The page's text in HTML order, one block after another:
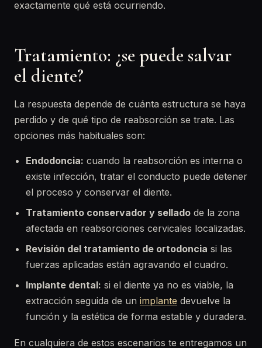
exactamente qué está ocurriendo.
Tratamiento: ¿se puede salvar
el diente?
La respuesta depende de cuánta estructura se haya
perdido y de qué tipo de reabsorción se trate. Las
opciones más habituales son:
Endodoncia: cuando la reabsorción es interna o
existe infección, tratar el conducto puede detener
el proceso y conservar el diente.
Tratamiento conservador y sellado de la zona
afectada en reabsorciones cervicales localizadas.
Revisión del tratamiento de ortodoncia si las
fuerzas aplicadas están agravando el cuadro.
Implante dental: si el diente ya no es viable, la
extracción seguida de un implante devuelve la
función y la estética de forma estable y duradera.
En cualquiera de estos escenarios te entregamos un